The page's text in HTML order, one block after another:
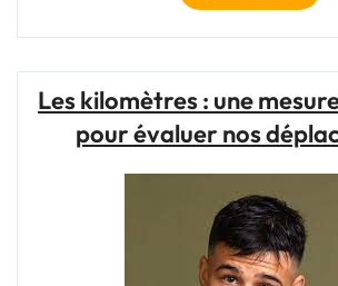
:
de
la
sans
Les kilomètres : une
pour évaluer nos